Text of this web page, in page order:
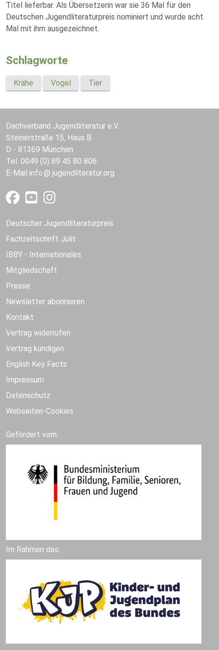
Titel lieferbar. Als Übersetzerin war sie 36 Mal für den
Deutschen Jugendliteraturpreis nominiert und wurde acht
Mal mit ihm ausgezeichnet.
Schlagworte
Krähe Vogel Tier
Dachverband Jugendliteratur e.V.
Steinerstraße 15, Haus B
D - 81369 München
Tel. 0049 (0) 89 45 80 806
E-Mail info jugendliteratur.org
Deutscher Jugendliteraturpreis
Fachzeitschrift Julit
IBBY - Internationales
Mitgliedschaft
Presse
Newsletter abonnieren
Kontakt
Vertrag widerrufen
Vertrag kündigen
English Key Facts
Impressum
Datenschutz
Webseiten-Cookies
Gefördert vom:
Im Rahmen des: